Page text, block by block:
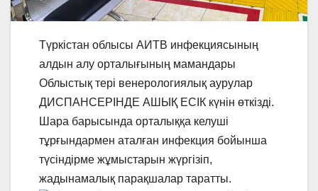
Түркістан облысы АИТВ инфекциясының
алдын алу орталығының мамандары
Облыстық тері венерологиялық аурулар
ДИСПАНСЕРІНДЕ АШЫҚ ЕСІК күнін өткізді.
Шара барысында орталыққа келуші
тұрғындармен аталған инфекция бойынша
түсіндірме жұмыстарын жүргізіп,
жадынамалық парақшалар таратты.